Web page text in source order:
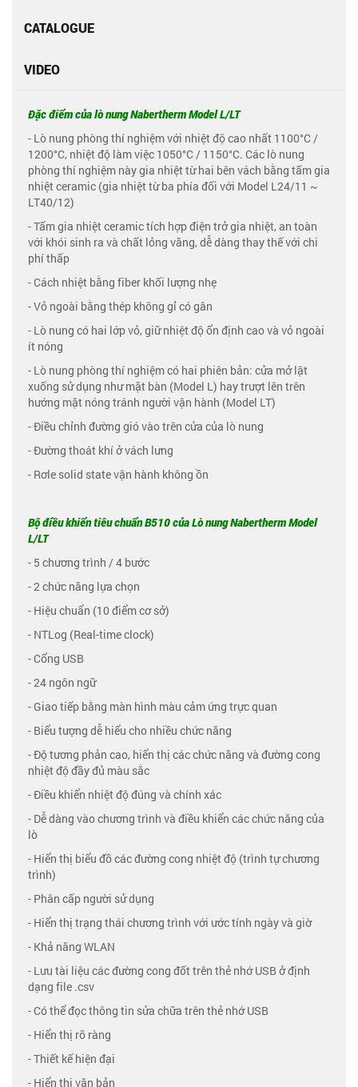
CATALOGUE
VIDEO
Đặc điểm của lò nung Nabertherm Model L/LT
- Lò nung phòng thí nghiệm với nhiệt độ cao nhất 1100°C /
1200°C, nhiệt độ làm việc 1050°C / 1150°C. Các lò nung
phòng thí nghiệm này gia nhiệt từ hai bên vách bằng tấm gia
nhiệt ceramic (gia nhiệt từ ba phía đối với Model L24/11 ~
LT40/12)
- Tấm gia nhiệt ceramic tích hợp điện trở gia nhiệt, an toàn
với khói sinh ra và chất lỏng văng, dễ dàng thay thế với chi
phí thấp
- Cách nhiệt bằng fiber khối lượng nhẹ
- Vỏ ngoài bằng thép không gỉ có gân
- Lò nung có hai lớp vỏ, giữ nhiệt độ ổn định cao và vỏ ngoài
ít nóng
- Lò nung phòng thí nghiệm có hai phiên bản: cửa mở lật
xuống sử dụng như mặt bàn (Model L) hay trượt lên trên
hướng mặt nóng tránh người vận hành (Model LT)
- Điều chỉnh đường gió vào trên cửa của lò nung
- Đường thoát khí ở vách lưng
- Rơle solid state vận hành không ồn
Bộ điều khiển tiêu chuẩn B510 của Lò nung Nabertherm Model
L/LT
- 5 chương trình / 4 bước
- 2 chức năng lựa chọn
- Hiệu chuẩn (10 điểm cơ sở)
- NTLog (Real-time clock)
- Cổng USB
- 24 ngôn ngữ
- Giao tiếp bằng màn hình màu cảm ứng trực quan
- Biểu tượng dễ hiểu cho nhiều chức năng
- Độ tương phản cao, hiển thị các chức năng và đường cong
nhiệt độ đầy đủ màu sắc
- Điều khiển nhiệt độ đúng và chính xác
- Dễ dàng vào chương trình và điều khiển các chức năng của
lò
- Hiển thị biểu đồ các đường cong nhiệt độ (trình tự chương
trình)
- Phân cấp người sử dụng
- Hiển thị trạng thái chương trình với ước tính ngày và giờ
- Khả năng WLAN
- Lưu tài liệu các đường cong đốt trên thẻ nhớ USB ở định
dạng file .csv
- Có thể đọc thông tin sửa chữa trên thẻ nhớ USB
- Hiển thị rõ ràng
- Thiết kế hiện đại
- Hiển thị văn bản